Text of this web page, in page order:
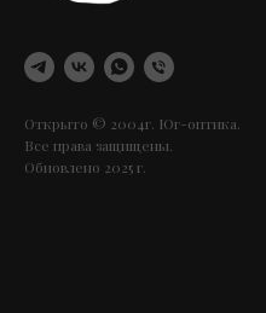
Открыто © 2004г. Юг-оптика.
Все права защищены.
Обновлено 2025 г.